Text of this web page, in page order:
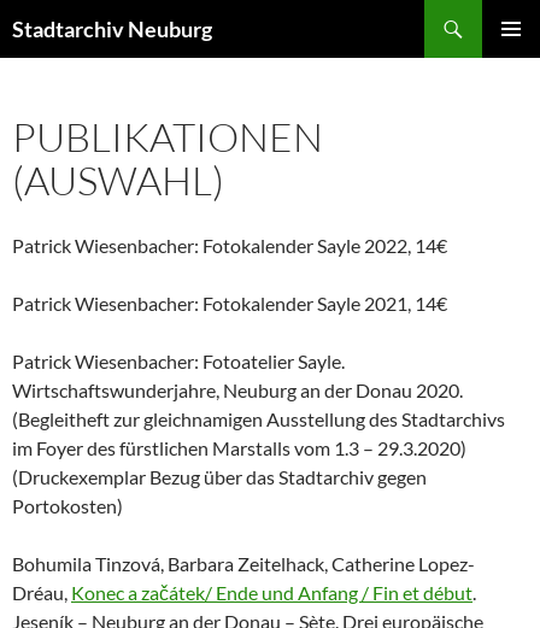
Inhalt
Stadtarchiv Neuburg
PUBLIKATIONEN
(AUSWAHL)
Patrick Wiesenbacher: Fotokalender Sayle 2022, 14€
Patrick Wiesenbacher: Fotokalender Sayle 2021, 14€
Patrick Wiesenbacher: Fotoatelier Sayle.
Wirtschaftswunderjahre, Neuburg an der Donau 2020.
(Begleitheft zur gleichnamigen Ausstellung des Stadtarchivs
im Foyer des fürstlichen Marstalls vom 1.3 – 29.3.2020)
(Druckexemplar Bezug über das Stadtarchiv gegen
Portokosten)
Bohumila Tinzová, Barbara Zeitelhack, Catherine Lopez-
Dréau, Konec a začátek/ Ende und Anfang / Fin et début.
Jeseník – Neuburg an der Donau – Sète. Drei europäische